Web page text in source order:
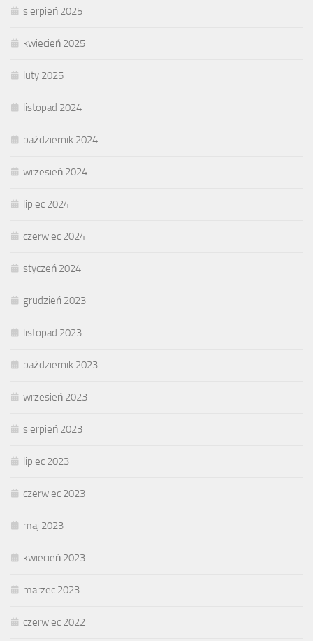
sierpień 2025
kwiecień 2025
luty 2025
listopad 2024
październik 2024
wrzesień 2024
lipiec 2024
czerwiec 2024
styczeń 2024
grudzień 2023
listopad 2023
październik 2023
wrzesień 2023
sierpień 2023
lipiec 2023
czerwiec 2023
maj 2023
kwiecień 2023
marzec 2023
czerwiec 2022